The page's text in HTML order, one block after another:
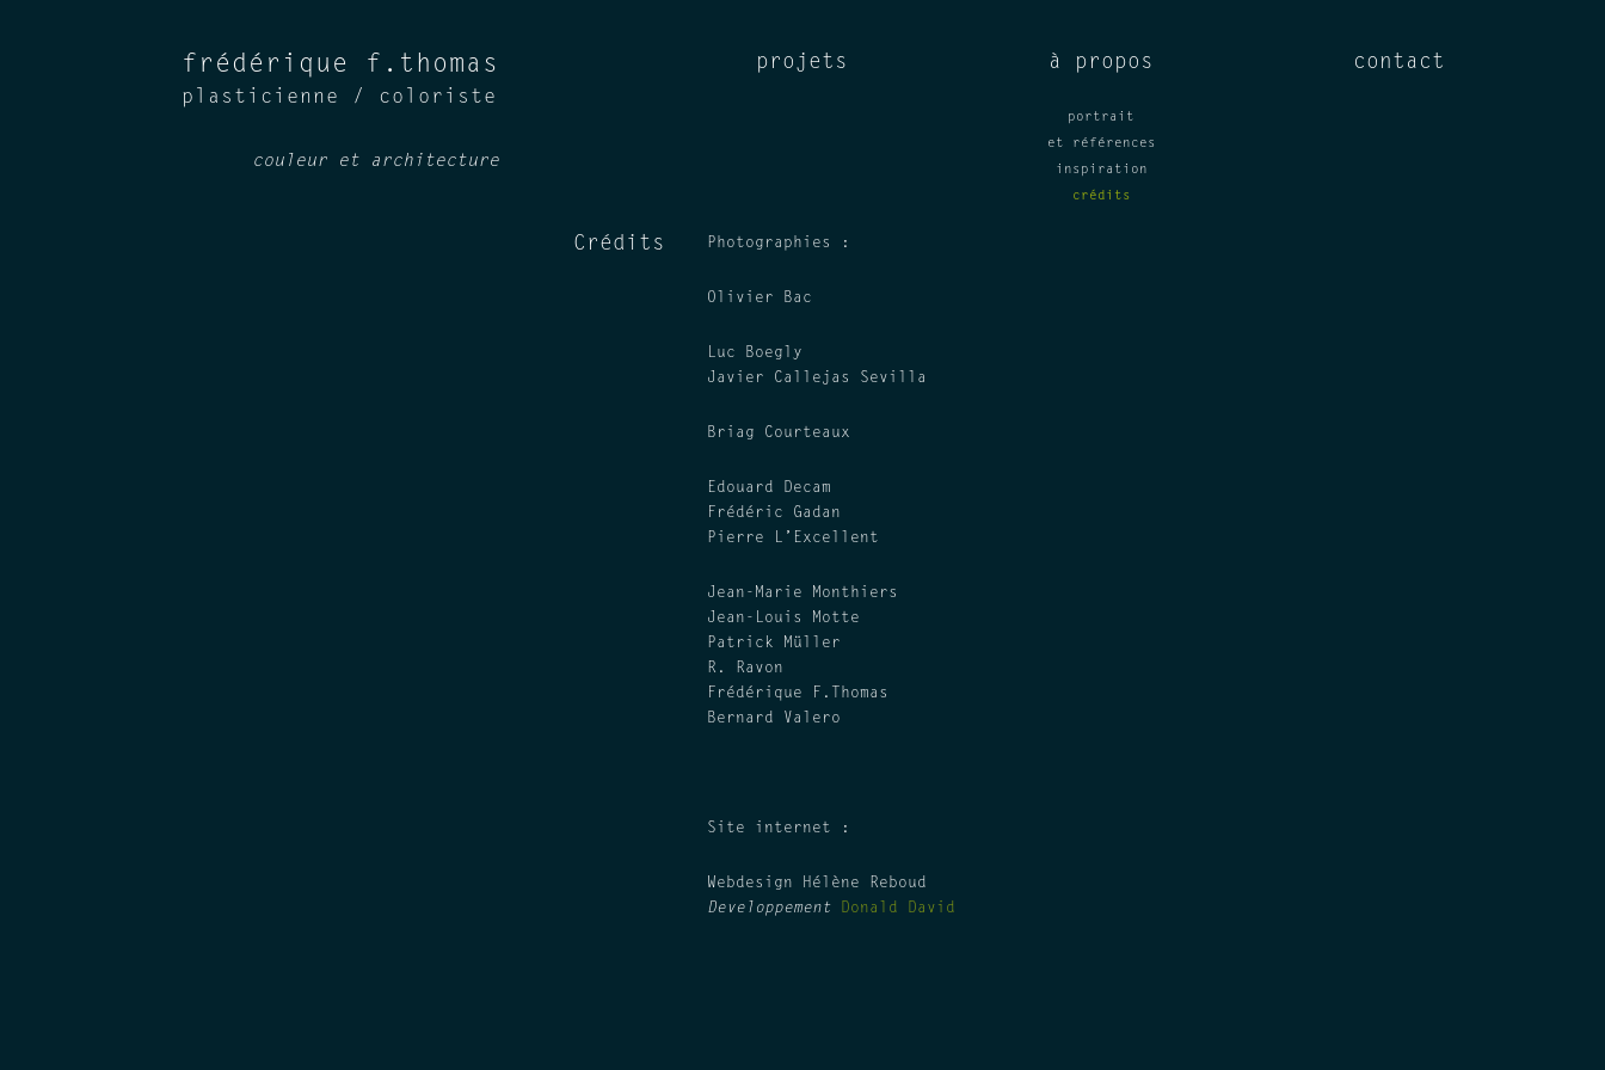
frédérique f.thomas
plasticienne / coloriste
couleur et architecture
projets à propos
portrait
et références
inspiration
crédits
contact
Crédits Photographies :
Olivier Bac
Luc Boegly
Javier Callejas Sevilla
Briag Courteaux
Edouard Decam
Frédéric Gadan
Pierre L’Excellent
Jean-Marie Monthiers
Jean-Louis Motte
Patrick Müller
R. Ravon
Frédérique F.Thomas
Bernard Valero
Site internet :
Webdesign Hélène Reboud
Developpement
Donald David